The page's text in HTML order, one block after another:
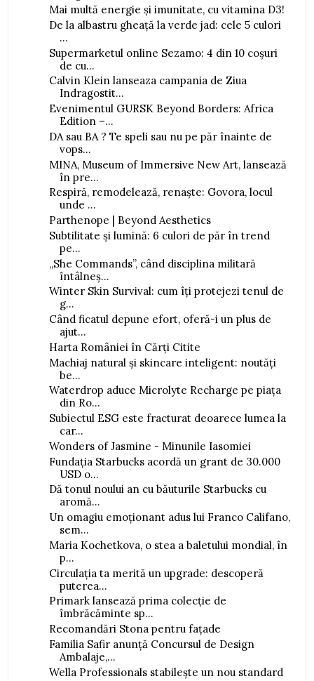
Mai multă energie și imunitate, cu vitamina D3!
De la albastru gheață la verde jad: cele 5 culori
...
Supermarketul online Sezamo: 4 din 10 coșuri
de cu...
Calvin Klein lanseaza campania de Ziua
Indragostit...
Evenimentul GURSK Beyond Borders: Africa
Edition –...
DA sau BA ? Te speli sau nu pe păr înainte de
vops...
MINA, Museum of Immersive New Art, lansează
în pre...
Respiră, remodelează, renaște: Govora, locul
unde ...
Parthenope | Beyond Aesthetics
Subtilitate și lumină: 6 culori de păr în trend
pe...
„She Commands”, când disciplina militară
întâlneș...
Winter Skin Survival: cum îți protejezi tenul de
g...
Când ficatul depune efort, oferă-i un plus de
ajut...
Harta României în Cărți Citite
Machiaj natural și skincare inteligent: noutăți
be...
Waterdrop aduce Microlyte Recharge pe piața
din Ro...
Subiectul ESG este fracturat deoarece lumea la
car...
Wonders of Jasmine - Minunile Iasomiei
Fundația Starbucks acordă un grant de 30.000
USD o...
Dă tonul noului an cu băuturile Starbucks cu
aromă...
Un omagiu emoționant adus lui Franco Califano,
sem...
Maria Kochetkova, o stea a baletului mondial, în
p...
Circulația ta merită un upgrade: descoperă
puterea...
Primark lansează prima colecție de
îmbrăcăminte sp...
Recomandări Stona pentru fațade
Familia Safir anunță Concursul de Design
Ambalaje,...
Wella Professionals stabilește un nou standard